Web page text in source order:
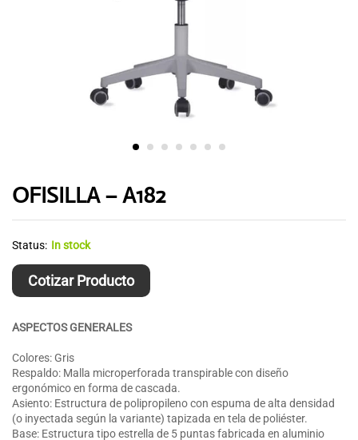
OFISILLA – A182
Status: In stock
Cotizar Producto
ASPECTOS GENERALES
Colores: Gris
Respaldo: Malla microperforada transpirable con diseño
ergonómico en forma de cascada.
Asiento: Estructura de polipropileno con espuma de alta densidad
(o inyectada según la variante) tapizada en tela de poliéster.
Base: Estructura tipo estrella de 5 puntas fabricada en aluminio